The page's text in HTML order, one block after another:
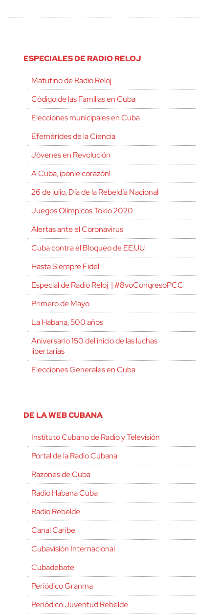
ESPECIALES DE RADIO RELOJ
Matutino de Radio Reloj
Código de las Familias en Cuba
Elecciones municipales en Cuba
Efemérides de la Ciencia
Jóvenes en Revolución
A Cuba, ¡ponle corazón!
26 de julio, Día de la Rebeldía Nacional
Juegos Olímpicos Tokio 2020
Alertas ante el Coronavirus
Cuba contra el Bloqueo de EE.UU.
Hasta Siempre Fidel
Especial de Radio Reloj | #8voCongresoPCC
Primero de Mayo
La Habana, 500 años
Aniversario 150 del inicio de las luchas
libertarias
Elecciones Generales en Cuba
DE LA WEB CUBANA
Instituto Cubano de Radio y Televisión
Portal de la Radio Cubana
Razones de Cuba
Radio Habana Cuba
Radio Rebelde
Canal Caribe
Cubavisión Internacional
Cubadebate
Periódico Granma
Periódico Juventud Rebelde